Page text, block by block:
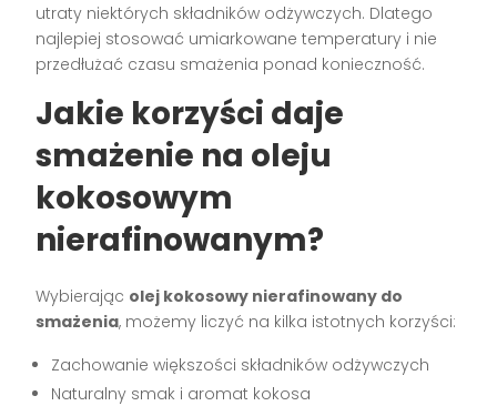
utraty niektórych składników odżywczych. Dlatego
najlepiej stosować umiarkowane temperatury i nie
przedłużać czasu smażenia ponad konieczność.
Jakie korzyści daje
smażenie na oleju
kokosowym
nierafinowanym?
Wybierając olej kokosowy nierafinowany do
smażenia, możemy liczyć na kilka istotnych korzyści:
Zachowanie większości składników odżywczych
Naturalny smak i aromat kokosa